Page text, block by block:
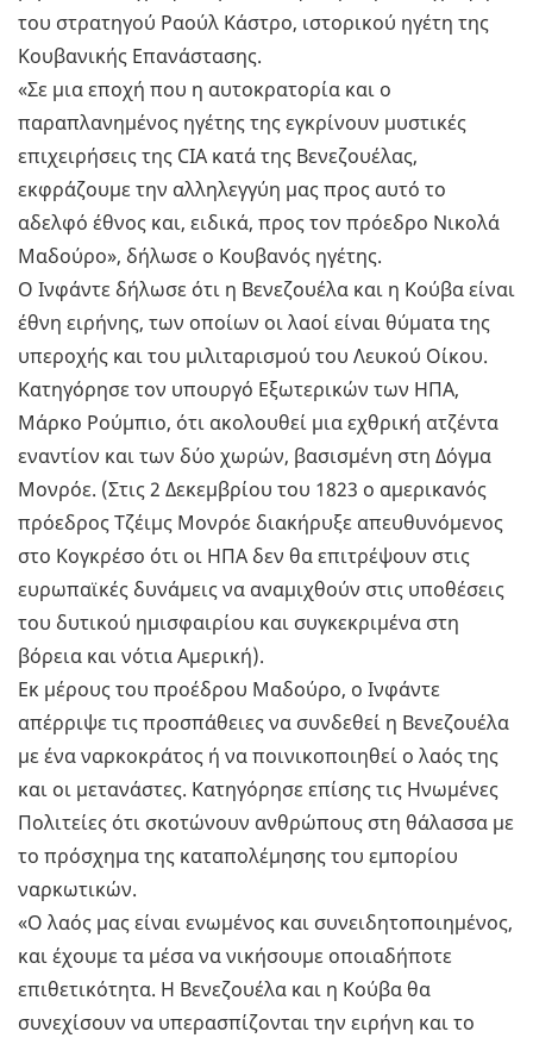
του στρατηγού Ραούλ Κάστρο, ιστορικού ηγέτη της
Κουβανικής Επανάστασης.
«Σε μια εποχή που η αυτοκρατορία και ο
παραπλανημένος ηγέτης της εγκρίνουν μυστικές
επιχειρήσεις της CIA κατά της Βενεζουέλας,
εκφράζουμε την αλληλεγγύη μας προς αυτό το
αδελφό έθνος και, ειδικά, προς τον πρόεδρο Νικολά
Μαδούρο», δήλωσε ο Κουβανός ηγέτης.
Ο Ινφάντε δήλωσε ότι η Βενεζουέλα και η Κούβα είναι
έθνη ειρήνης, των οποίων οι λαοί είναι θύματα της
υπεροχής και του μιλιταρισμού του Λευκού Οίκου.
Κατηγόρησε τον υπουργό Εξωτερικών των ΗΠΑ,
Μάρκο Ρούμπιο, ότι ακολουθεί μια εχθρική ατζέντα
εναντίον και των δύο χωρών, βασισμένη στη Δόγμα
Μονρόε. (Στις 2 Δεκεμβρίου του 1823 ο αμερικανός
πρόεδρος Τζέιμς Μονρόε διακήρυξε απευθυνόμενος
στο Κογκρέσο ότι οι ΗΠΑ δεν θα επιτρέψουν στις
ευρωπαϊκές δυνάμεις να αναμιχθούν στις υποθέσεις
του δυτικού ημισφαιρίου και συγκεκριμένα στη
βόρεια και νότια Αμερική).
Εκ μέρους του προέδρου Μαδούρο, ο Ινφάντε
απέρριψε τις προσπάθειες να συνδεθεί η Βενεζουέλα
με ένα ναρκοκράτος ή να ποινικοποιηθεί ο λαός της
και οι μετανάστες. Κατηγόρησε επίσης τις Ηνωμένες
Πολιτείες ότι σκοτώνουν ανθρώπους στη θάλασσα με
το πρόσχημα της καταπολέμησης του εμπορίου
ναρκωτικών.
«Ο λαός μας είναι ενωμένος και συνειδητοποιημένος,
και έχουμε τα μέσα να νικήσουμε οποιαδήποτε
επιθετικότητα. Η Βενεζουέλα και η Κούβα θα
συνεχίσουν να υπερασπίζονται την ειρήνη και το